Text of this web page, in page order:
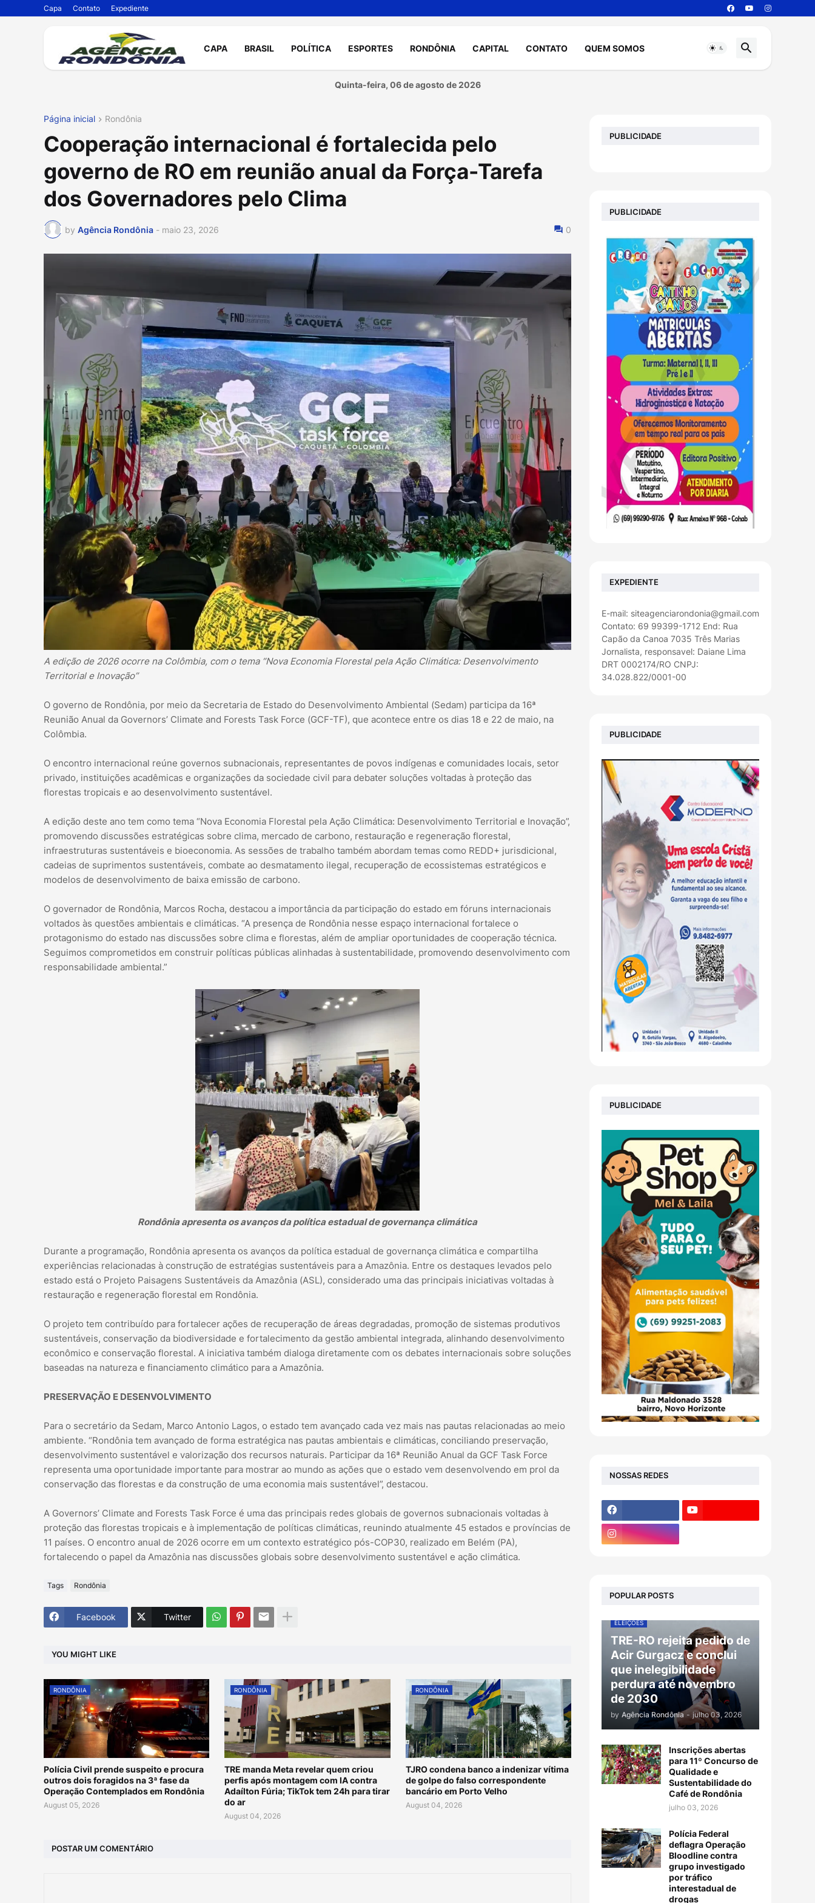
Capa Contato Expediente
CAPA BRASIL POLÍTICA ESPORTES RONDÔNIA CAPITAL CONTATO QUEM SOMOS
Quinta-feira, 06 de agosto de 2026
Página inicial Rondônia
Cooperação internacional é fortalecida pelo
governo de RO em reunião anual da Força-Tarefa
dos Governadores pelo Clima
by Agência Rondônia - maio 23, 2026 0
A edição de 2026 ocorre na Colômbia, com o tema “Nova Economia Florestal pela Ação Climática: Desenvolvimento
Territorial e Inovação”
O governo de Rondônia, por meio da Secretaria de Estado do Desenvolvimento Ambiental (Sedam) participa da 16ª
Reunião Anual da Governors’ Climate and Forests Task Force (GCF-TF), que acontece entre os dias 18 e 22 de maio, na
Colômbia.
O encontro internacional reúne governos subnacionais, representantes de povos indígenas e comunidades locais, setor
privado, instituições acadêmicas e organizações da sociedade civil para debater soluções voltadas à proteção das
florestas tropicais e ao desenvolvimento sustentável.
A edição deste ano tem como tema “Nova Economia Florestal pela Ação Climática: Desenvolvimento Territorial e Inovação”,
promovendo discussões estratégicas sobre clima, mercado de carbono, restauração e regeneração florestal,
infraestruturas sustentáveis e bioeconomia. As sessões de trabalho também abordam temas como REDD+ jurisdicional,
cadeias de suprimentos sustentáveis, combate ao desmatamento ilegal, recuperação de ecossistemas estratégicos e
modelos de desenvolvimento de baixa emissão de carbono.
O governador de Rondônia, Marcos Rocha, destacou a importância da participação do estado em fóruns internacionais
voltados às questões ambientais e climáticas. “A presença de Rondônia nesse espaço internacional fortalece o
protagonismo do estado nas discussões sobre clima e florestas, além de ampliar oportunidades de cooperação técnica.
Seguimos comprometidos em construir políticas públicas alinhadas à sustentabilidade, promovendo desenvolvimento com
responsabilidade ambiental.”
Rondônia apresenta os avanços da política estadual de governança climática
Durante a programação, Rondônia apresenta os avanços da política estadual de governança climática e compartilha
experiências relacionadas à construção de estratégias sustentáveis para a Amazônia. Entre os destaques levados pelo
estado está o Projeto Paisagens Sustentáveis da Amazônia (ASL), considerado uma das principais iniciativas voltadas à
restauração e regeneração florestal em Rondônia.
O projeto tem contribuído para fortalecer ações de recuperação de áreas degradadas, promoção de sistemas produtivos
sustentáveis, conservação da biodiversidade e fortalecimento da gestão ambiental integrada, alinhando desenvolvimento
econômico e conservação florestal. A iniciativa também dialoga diretamente com os debates internacionais sobre soluções
baseadas na natureza e financiamento climático para a Amazônia.
PRESERVAÇÃO E DESENVOLVIMENTO
Para o secretário da Sedam, Marco Antonio Lagos, o estado tem avançado cada vez mais nas pautas relacionadas ao meio
ambiente. “Rondônia tem avançado de forma estratégica nas pautas ambientais e climáticas, conciliando preservação,
desenvolvimento sustentável e valorização dos recursos naturais. Participar da 16ª Reunião Anual da GCF Task Force
representa uma oportunidade importante para mostrar ao mundo as ações que o estado vem desenvolvendo em prol da
conservação das florestas e da construção de uma economia mais sustentável”, destacou.
A Governors’ Climate and Forests Task Force é uma das principais redes globais de governos subnacionais voltadas à
proteção das florestas tropicais e à implementação de políticas climáticas, reunindo atualmente 45 estados e províncias de
11 países. O encontro anual de 2026 ocorre em um contexto estratégico pós-COP30, realizado em Belém (PA),
fortalecendo o papel da Amazônia nas discussões globais sobre desenvolvimento sustentável e ação climática.
Tags Rondônia
Facebook Twitter
YOU MIGHT LIKE
RONDÔNIA
Polícia Civil prende suspeito e procura
outros dois foragidos na 3ª fase da
Operação Contemplados em Rondônia
August 05, 2026
RONDÔNIA
TRE manda Meta revelar quem criou
perfis após montagem com IA contra
Adaílton Fúria; TikTok tem 24h para tirar
do ar
August 04, 2026
RONDÔNIA
TJRO condena banco a indenizar vítima
de golpe do falso correspondente
bancário em Porto Velho
August 04, 2026
POSTAR UM COMENTÁRIO
PUBLICIDADE
PUBLICIDADE
EXPEDIENTE
E-mail: siteagenciarondonia@gmail.com
Contato: 69 99399-1712 End: Rua
Capão da Canoa 7035 Três Marias
Jornalista, responsavel: Daiane Lima
DRT 0002174/RO CNPJ:
34.028.822/0001-00
PUBLICIDADE
PUBLICIDADE
NOSSAS REDES
POPULAR POSTS
ELEIÇÕES
TRE-RO rejeita pedido de
Acir Gurgacz e conclui
que inelegibilidade
perdura até novembro
de 2030
by Agência Rondônia - julho 03, 2026
Inscrições abertas
para 11º Concurso de
Qualidade e
Sustentabilidade do
Café de Rondônia
julho 03, 2026
Polícia Federal
deflagra Operação
Bloodline contra
grupo investigado
por tráfico
interestadual de
drogas